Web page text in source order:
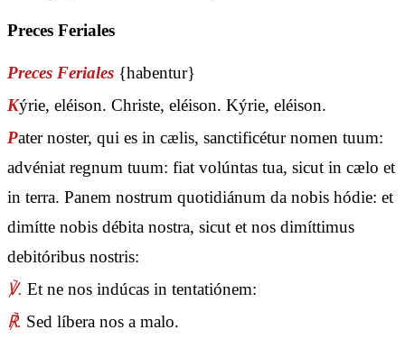
Preces Feriales
Preces Feriales {habentur}
Kýrie, eléison. Christe, eléison. Kýrie, eléison.
Pater noster, qui es in cælis, sanctificétur nomen tuum:
advéniat regnum tuum: fiat volúntas tua, sicut in cælo et
in terra. Panem nostrum quotidiánum da nobis hódie: et
dimítte nobis débita nostra, sicut et nos dimíttimus
debitóribus nostris:
℣. Et ne nos indúcas in tentatiónem:
℟. Sed líbera nos a malo.